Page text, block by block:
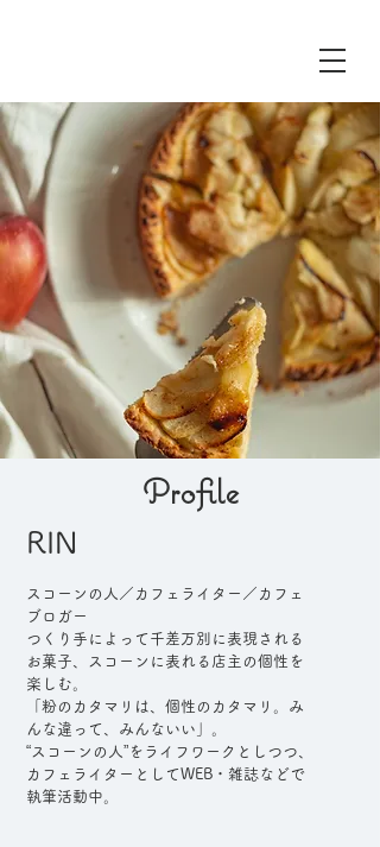
Profile
RIN
スコーンの人／カフェライター／カフェ
ブロガー
つくり手によって千差万別に表現される
お菓子、スコーンに表れる店主の個性を
楽しむ。
「粉のカタマリは、個性のカタマリ。み
んな違って、みんないい」。
“スコーンの人”をライフワークとしつつ、
カフェライターとしてWEB・雑誌などで
執筆活動中。